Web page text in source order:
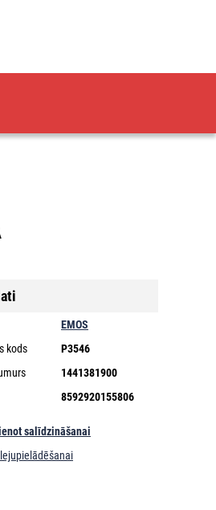
EMOS
kods
P3546
1441381900
8592920155806
salīdzināšanai